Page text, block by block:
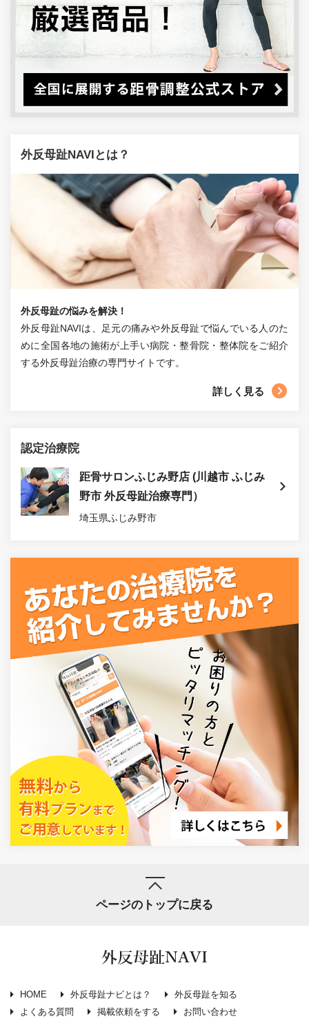
外反母趾NAVIとは？
外反母趾の悩みを解決！
外反母趾NAVIは、足元の痛みや外反母趾で悩んでいる人のた
めに全国各地の施術が上手い病院・整骨院・整体院をご紹介
する外反母趾治療の専門サイトです。
詳しく見る
認定治療院
距骨サロンふじみ野店 (川越市 ふじみ
野市 外反母趾治療専門）
埼玉県ふじみ野市
ページのトップに戻る
外反母趾NAVI
HOME 外反母趾ナビとは？
外反母趾を知る
よくある質問
掲載依頼をする お問い合わせ